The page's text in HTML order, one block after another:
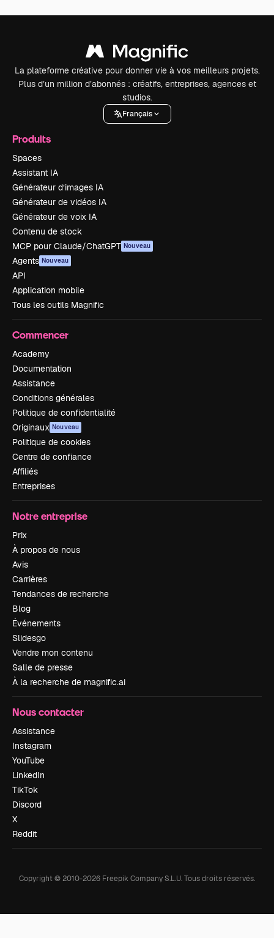
La plateforme créative pour donner vie à vos meilleurs projets.
Plus d’un million d’abonnés : créatifs, entreprises, agences et
studios.
Français
Produits
Spaces
Assistant IA
Générateur d’images IA
Générateur de vidéos IA
Générateur de voix IA
Contenu de stock
MCP pour Claude/ChatGPT Nouveau
Agents Nouveau
API
Application mobile
Tous les outils Magnific
Commencer
Academy
Documentation
Assistance
Conditions générales
Politique de confidentialité
Originaux Nouveau
Politique de cookies
Centre de confiance
Affiliés
Entreprises
Notre entreprise
Prix
À propos de nous
Avis
Carrières
Tendances de recherche
Blog
Événements
Slidesgo
Vendre mon contenu
Salle de presse
À la recherche de magnific.ai
Nous contacter
Assistance
Instagram
YouTube
LinkedIn
TikTok
Discord
X
Reddit
Copyright © 2010-2026 Freepik Company S.L.U.Tous droits réservés.